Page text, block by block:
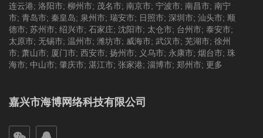
连云港; 洛阳市; 柳州市; 茂名市; 南京市; 宁波市; 南昌市; 南宁
市; 青岛市; 秦皇岛; 泉州市; 瑞安市; 日照市; 深圳市; 汕头市; 顺
德市; 苏州市; 绍兴市; 石家庄; 沈阳市; 太仓市; 台州市; 泰安市;
太原市; 无锡市; 温州市; 潍坊市; 威海市; 武汉市; 芜湖市; 徐州
市; 萧山市; 厦门市; 西安市; 扬州市; 义乌市; 永康市; 烟台市; 珠
海市; 中山市; 肇庆市; 湛江市; 张家港; 淄博市; 郑州市; 更多
嘉兴市海博网络科技有限公司